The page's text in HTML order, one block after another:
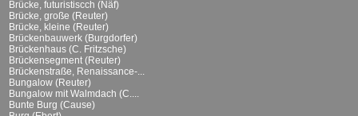
Brücke, futuristiscch (Näf)
Brücke, große (Reuter)
Brücke, kleine (Reuter)
Brückenbauwerk (Burgdorfer)
Brückenhaus (C. Fritzsche)
Brückensegment (Reuter)
Brückenstraße, Renaissance-...
Bungalow (Reuter)
Bungalow mit Walmdach (C....
Bunte Burg (Cause)